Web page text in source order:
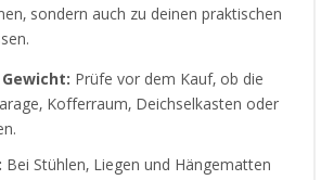
sondern auch zu deinen praktischen
Prüfe vor dem Kauf, ob die
Kofferraum, Deichselkasten oder
Bei Stühlen, Liegen und Hängematten